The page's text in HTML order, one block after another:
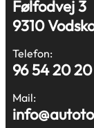
Følfodvej 3
9310
Telefon:
96 54 20 20
Mail: